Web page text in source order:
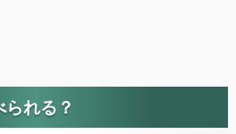
られる？